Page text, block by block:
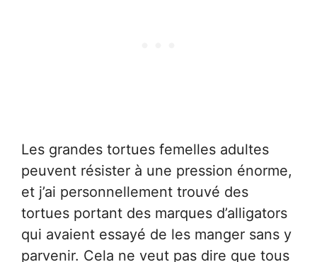
Les grandes tortues femelles adultes
peuvent résister à une pression énorme,
et j’ai personnellement trouvé des
tortues portant des marques d’alligators
qui avaient essayé de les manger sans y
parvenir. Cela ne veut pas dire que tous